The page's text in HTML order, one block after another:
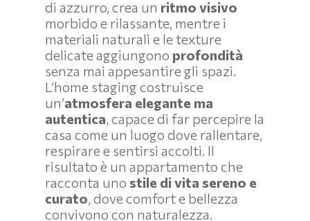
di azzurro, crea un ritmo visivo
morbido e rilassante, mentre i
materiali naturali e le texture
delicate aggiungono profondità
senza mai appesantire gli spazi.
L’home staging costruisce
un’atmosfera elegante ma
autentica, capace di far percepire la
casa come un luogo dove rallentare,
respirare e sentirsi accolti. Il
risultato è un appartamento che
racconta uno stile di vita sereno e
curato, dove comfort e bellezza
convivono con naturalezza.